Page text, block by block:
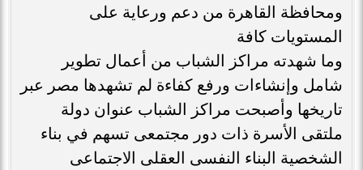
ومحافظة القاهرة من دعم ورعاية على
المستويات كافة
وما شهدته مراكز الشباب من أعمال تطوير
شامل وإنشاءات ورفع كفاءة لم تشهدها مصر عبر
تاريخها وأصبحت مراكز الشباب عنوان دولة
ملتقى الأسرة ذات دور مجتمعى تسهم في بناء
الشخصية البناء النفسى العقلى الاجتماعى